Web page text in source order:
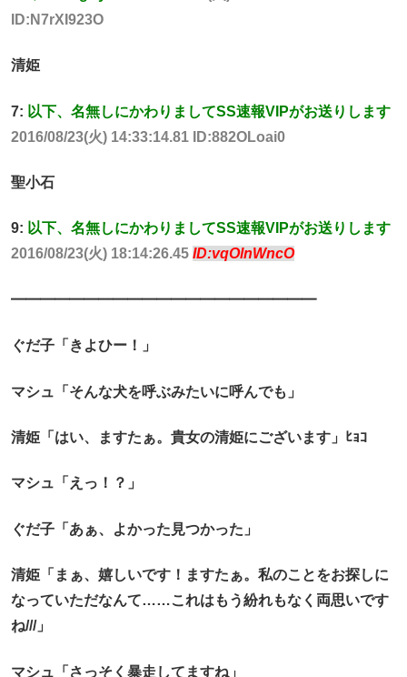
ID:N7rXI923O
清姫
7: 以下、名無しにかわりましてSS速報VIPがお送りします
2016/08/23(火) 14:33:14.81 ID:882OLoai0
聖小石
9: 以下、名無しにかわりましてSS速報VIPがお送りします
2016/08/23(火) 18:14:26.45 ID:vqOlnWncO
━━━━━━━━━━━━━━━━━━━━━
ぐだ子「きよひー！」
マシュ「そんな犬を呼ぶみたいに呼んでも」
清姫「はい、ますたぁ。貴女の清姫にございます」ﾋｮｺ
マシュ「えっ！？」
ぐだ子「あぁ、よかった見つかった」
清姫「まぁ、嬉しいです！ますたぁ。私のことをお探しに
なっていただなんて……これはもう紛れもなく両思いです
ね///」
マシュ「さっそく暴走してますね」